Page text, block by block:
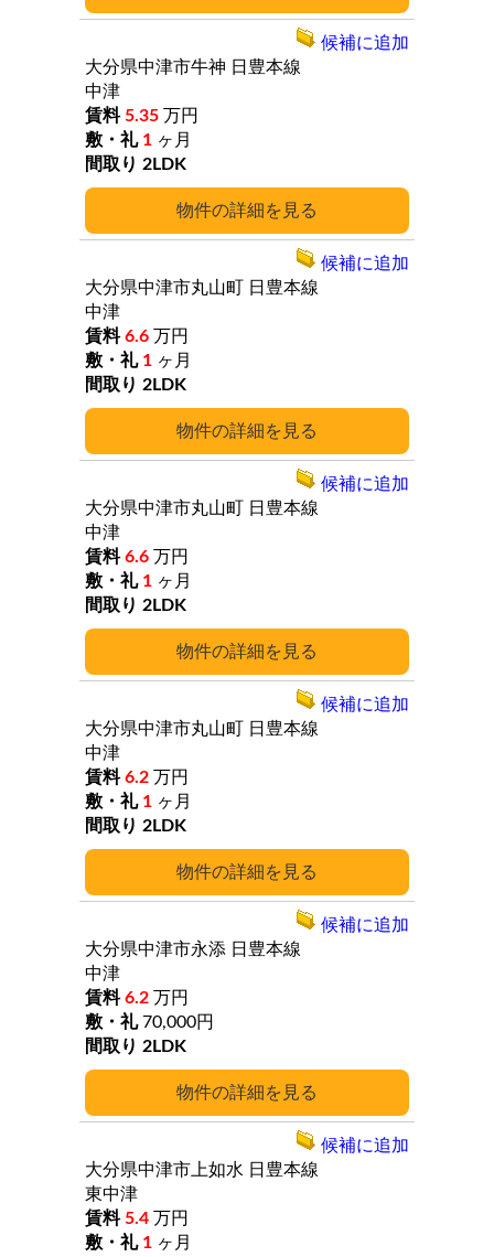
詳細
大分県中津市牛神 日豊本線
中津
5.35 万円
1 ヶ月
2LDK
候補に追加
詳細
大分県中津市丸山町
日豊本線
中津
6.6 万円
1 ヶ月
2LDK
候補に追加
詳細
大分県中津市丸山町
日豊本線
中津
6.6 万円
1 ヶ月
2LDK
候補に追加
詳細
大分県中津市丸山町
日豊本線
中津
6.2 万円
1 ヶ月
2LDK
候補に追加
詳細
大分県中津市永添 日豊本線
中津
6.2 万円
70,000円
2LDK
候補に追加
大分県中津市上如水 日豊本線
東中津
5.4 万円
1 ヶ月
候補に追加